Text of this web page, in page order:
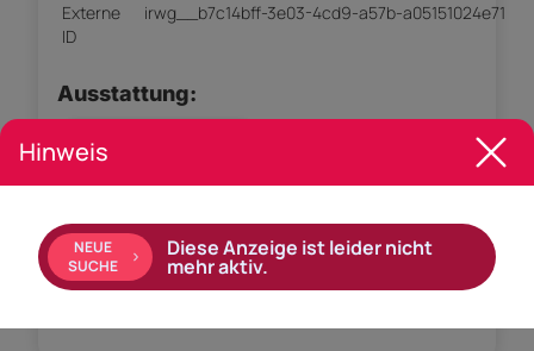
Externe
ID
irwg__b7c14bff-3e03-4cd9-a57b-a05151024e71
Ausstattung:
Ausrichtung Balkon: Süden
Parkplatz Tiefgarage
Gartennutzung
Hinweis
NEUE
SUCHE
Diese Anzeige ist leider nicht
mehr aktiv.